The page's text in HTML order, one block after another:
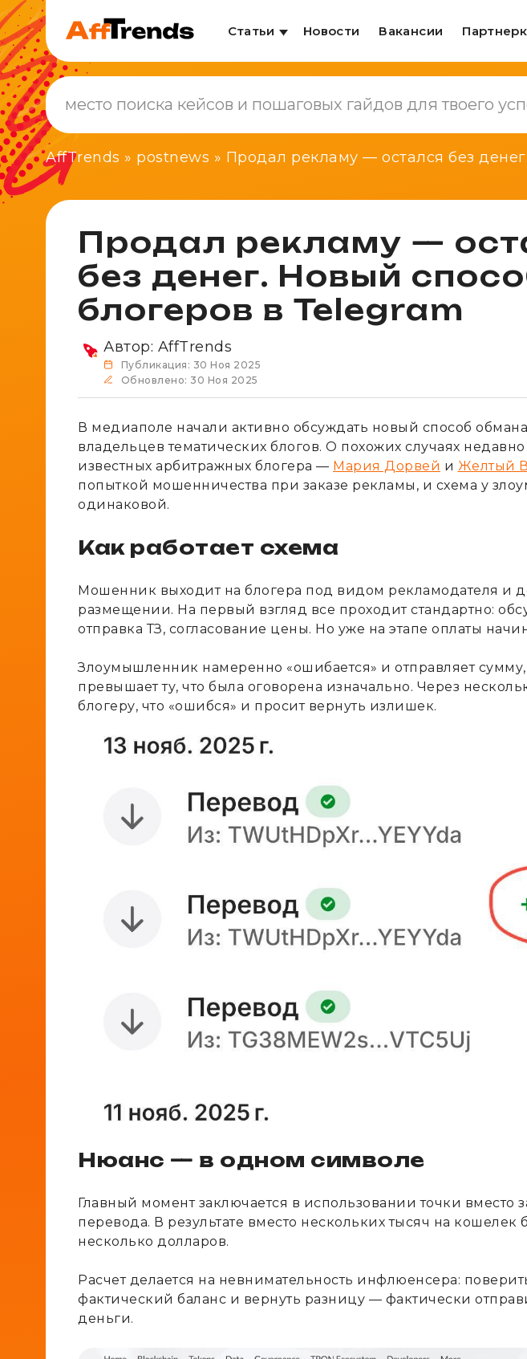
Статьи Новости Вакансии
AffTrends » postnews » Продал рекламу — остался без
Продал рекламу —
без денег. Новый
блогеров в Telegram
Автор: AffTrends
Публикация: 30 Ноя 2025
Обновлено: 30 Ноя 2025
В медиаполе начали активно обсуждать новый способ
владельцев тематических блогов. О похожих случаях недавно
известных арбитражных блогера — Мария Дорвей и Желтый
попыткой мошенничества при заказе рекламы, и схема у
одинаковой.
Как работает схема
Мошенник выходит на блогера под видом рекламодателя и
размещении. На первый взгляд все проходит стандартно:
отправка ТЗ, согласование цены. Но уже на этапе оплаты
Злоумышленник намеренно «ошибается» и отправляет сумму,
превышает ту, что была оговорена изначально. Через
блогеру, что «ошибся» и просит вернуть излишек.
Нюанс — в одном символе
Главный момент заключается в использовании точки вместо
перевода. В результате вместо нескольких тысяч на кошелек
несколько долларов.
Расчет делается на невнимательность инфлюенсера:
фактический баланс и вернуть разницу — фактически
деньги.